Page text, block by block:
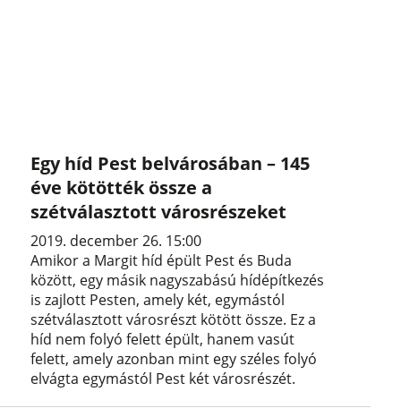
Egy híd Pest belvárosában – 145
éve kötötték össze a
szétválasztott városrészeket
2019. december 26. 15:00
Amikor a Margit híd épült Pest és Buda
között, egy másik nagyszabású hídépítkezés
is zajlott Pesten, amely két, egymástól
szétválasztott városrészt kötött össze. Ez a
híd nem folyó felett épült, hanem vasút
felett, amely azonban mint egy széles folyó
elvágta egymástól Pest két városrészét.